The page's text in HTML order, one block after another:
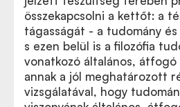
összekapcsolni a kettőt: a
tágasságát - a tudomány és
s ezen belül is a filozófia
vonatkozó általános,
annak a jól meghatározott
vizsgálatával, hogy